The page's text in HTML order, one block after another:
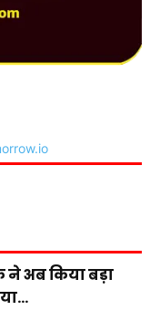
अब किया बड़ा